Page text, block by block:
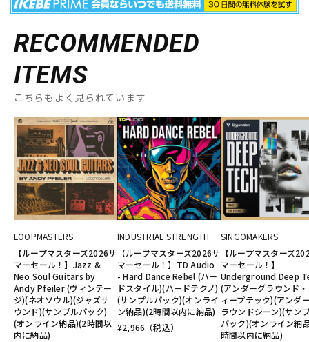
RECOMMENDED
ITEMS
こちらもよく見られています
LOOPMASTERS
【ループマスターズ2026サ
マーセール！】Jazz &
Neo Soul Guitars by
Andy Pfeiler (ヴィンテー
ジ)(ネオソウル)(ジャズサ
ウンド)(サンプルパック)
(オンライン納品)(2時間以
内に納品)
INDUSTRIAL STRENGTH
【ループマスターズ2026サ
マーセール！】TD Audio
- Hard Dance Rebel (ハー
ドスタイル)(ハードテクノ)
(サンプルパック)(オンライ
ン納品)(2時間以内に納品)
¥2,966 （税込）
SINGOMAKERS
【ループマスターズ
マーセール！】
Underground Deep
(アンダーグラウンド
ィープテック)(アンダ
ラウンドシーン)(サン
パック)(オンライン納
時間以内に納品)